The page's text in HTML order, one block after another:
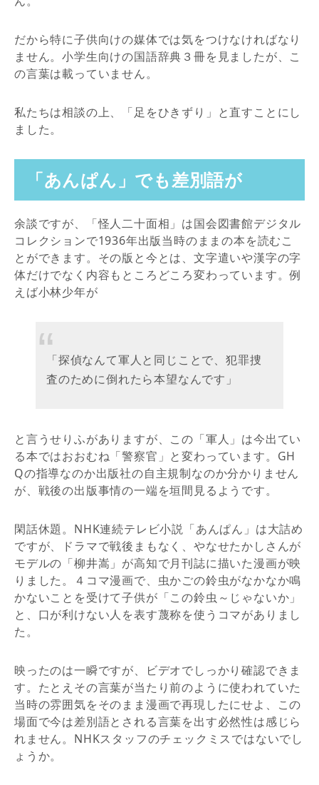
だから特に子供向けの媒体では気をつけなければなり
ません。小学生向けの国語辞典３冊を見ましたが、こ
の言葉は載っていません。
私たちは相談の上、「足をひきずり」と直すことにし
ました。
「あんぱん」でも差別語が
余談ですが、「怪人二十面相」は国会図書館デジタル
コレクションで1936年出版当時のままの本を読むこ
とができます。その版と今とは、文字遣いや漢字の字
体だけでなく内容もところどころ変わっています。例
えば小林少年が
「探偵なんて軍人と同じことで、犯罪捜
査のために倒れたら本望なんです」
と言うせりふがありますが、この「軍人」は今出てい
る本ではおおむね「警察官」と変わっています。GH
Qの指導なのか出版社の自主規制なのか分かりません
が、戦後の出版事情の一端を垣間見るようです。
閑話休題。NHK連続テレビ小説「あんぱん」は大詰め
ですが、ドラマで戦後まもなく、やなせたかしさんが
モデルの「柳井嵩」が高知で月刊誌に描いた漫画が映
りました。４コマ漫画で、虫かごの鈴虫がなかなか鳴
かないことを受けて子供が「この鈴虫～じゃないか」
と、口が利けない人を表す蔑称を使うコマがありまし
た。
映ったのは一瞬ですが、ビデオでしっかり確認できま
す。たとえその言葉が当たり前のように使われていた
当時の雰囲気をそのまま漫画で再現したにせよ、この
場面で今は差別語とされる言葉を出す必然性は感じら
れません。NHKスタッフのチェックミスではないでし
ょうか。